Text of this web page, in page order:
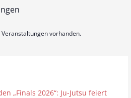
vorhanden.
„Finals 2026“: Ju-Jutsu feiert